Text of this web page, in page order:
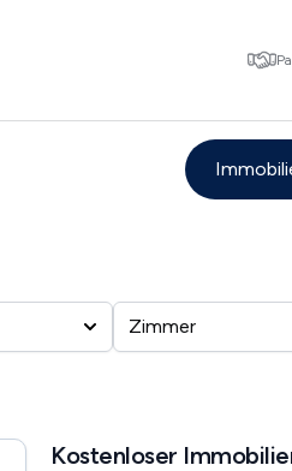
Zimmer
Kostenloser